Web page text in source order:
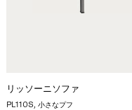
リッソーニソファ
PL110S, 小さなプフ